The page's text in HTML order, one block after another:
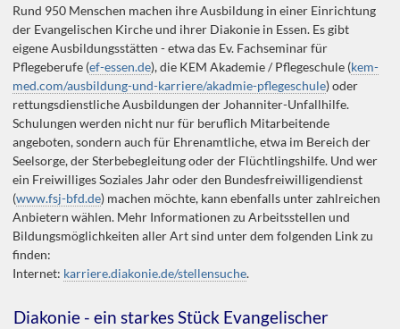
Rund 950 Menschen machen ihre Ausbildung in einer Einrichtung
der Evangelischen Kirche und ihrer Diakonie in Essen. Es gibt
eigene Ausbildungsstätten - etwa das Ev. Fachseminar für
Pflegeberufe (ef-essen.de), die KEM Akademie / Pflegeschule (kem-
med.com/ausbildung-und-karriere/akadmie-pflegeschule) oder
rettungsdienstliche Ausbildungen der Johanniter-Unfallhilfe.
Schulungen werden nicht nur für beruflich Mitarbeitende
angeboten, sondern auch für Ehrenamtliche, etwa im Bereich der
Seelsorge, der Sterbebegleitung oder der Flüchtlingshilfe. Und wer
ein Freiwilliges Soziales Jahr oder den Bundesfreiwilligendienst
(www.fsj-bfd.de) machen möchte, kann ebenfalls unter zahlreichen
Anbietern wählen. Mehr Informationen zu Arbeitsstellen und
Bildungsmöglichkeiten aller Art sind unter dem folgenden Link zu
finden:
Internet: karriere.diakonie.de/stellensuche.
Diakonie - ein starkes Stück Evangelischer